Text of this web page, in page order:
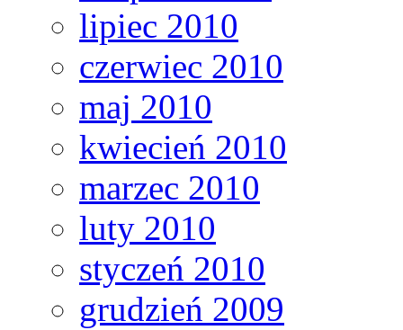
lipiec 2010
czerwiec 2010
maj 2010
kwiecień 2010
marzec 2010
luty 2010
styczeń 2010
grudzień 2009